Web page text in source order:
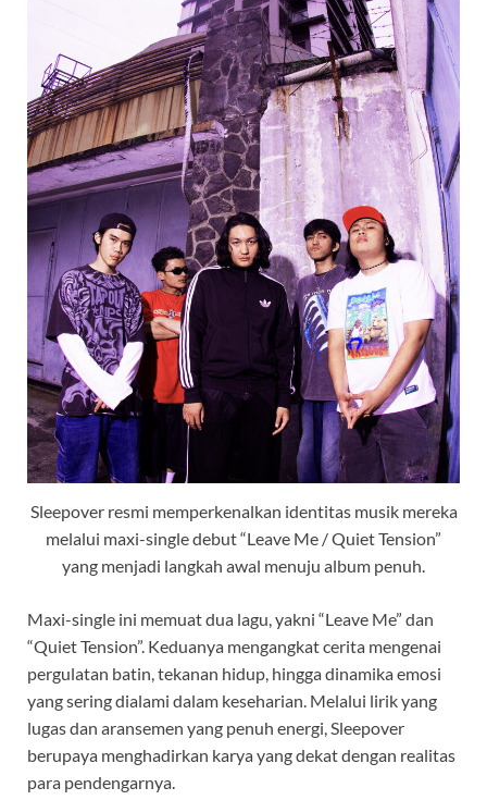
Sleepover resmi memperkenalkan identitas musik mereka
melalui maxi-single debut “Leave Me / Quiet Tension”
yang menjadi langkah awal menuju album penuh.
Maxi-single ini memuat dua lagu, yakni “Leave Me” dan
“Quiet Tension”. Keduanya mengangkat cerita mengenai
pergulatan batin, tekanan hidup, hingga dinamika emosi
yang sering dialami dalam keseharian. Melalui lirik yang
lugas dan aransemen yang penuh energi, Sleepover
berupaya menghadirkan karya yang dekat dengan realitas
para pendengarnya.